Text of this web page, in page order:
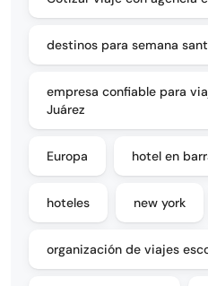
destinos para semana
empresa confiable para
Juárez
Europa hotel en
hoteles new york
organización de viajes